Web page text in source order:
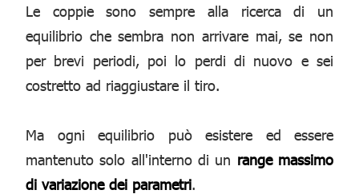
Le coppie sono sempre alla ricerca di un
equilibrio che sembra non arrivare mai, se non
per brevi periodi, poi lo perdi di nuovo e sei
costretto ad riaggiustare il tiro.
Ma ogni equilibrio può esistere ed essere
mantenuto solo all'interno di un range massimo
di variazione dei parametri.